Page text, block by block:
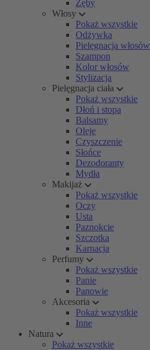
Zęby
Włosy
Pokaż wszystkie
Odżywka
Pielęgnacja włosów
Szampon
Kolor włosów
Stylizacja
Pielęgnacja ciała
Pokaż wszystkie
Dłoń i stopa
Balsamy
Oleje
Czyszczenie
Słońce
Dezodoranty
Mydła
Makijaż
Pokaż wszystkie
Oczy
Usta
Paznokcie
Szczotka
Karnacja
Perfumy
Pokaż wszystkie
Panie
Panowie
Akcesoria
Pokaż wszystkie
Inne
Natura
Pokaż wszystkie